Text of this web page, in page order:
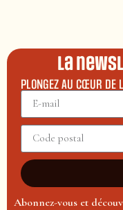
La
PLONGEZ AU CŒUR DE
Abonnez-vous et